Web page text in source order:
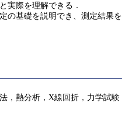
実際を理解できる．
の基礎を説明でき、測定結果を
，熱分析，X線回折，力学試験